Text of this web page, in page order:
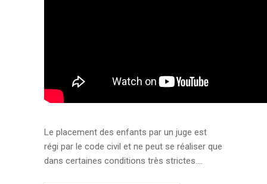
Le placement des enfants par un juge est
régi par le code civil et ne peut se réaliser que
dans certaines conditions très strictes....